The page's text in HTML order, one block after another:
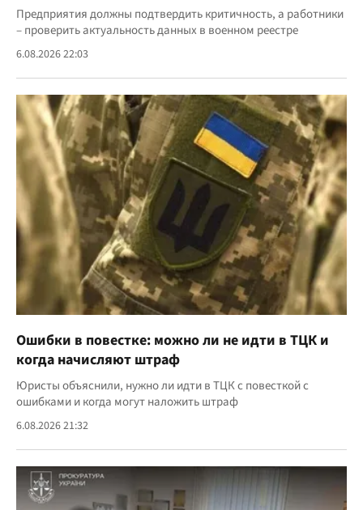
Предприятия должны подтвердить критичность, а работники
– проверить актуальность данных в военном реестре
6.08.2026 22:03
Ошибки в повестке: можно ли не идти в ТЦК и
когда начисляют штраф
Юристы объяснили, нужно ли идти в ТЦК с повесткой с
ошибками и когда могут наложить штраф
6.08.2026 21:32